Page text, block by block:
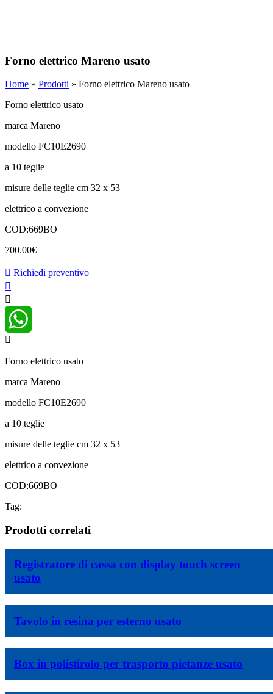
Forno elettrico Mareno usato
Home » Prodotti » Forno elettrico Mareno usato
Forno elettrico usato
marca Mareno
modello FC10E2690
a 10 teglie
misure delle teglie cm 32 x 53
elettrico a convezione
COD:669BO
700.00€
Richiedi preventivo
WhatsApp
Forno elettrico usato
marca Mareno
modello FC10E2690
a 10 teglie
misure delle teglie cm 32 x 53
elettrico a convezione
COD:669BO
Tag:
Prodotti correlati
Registratore di cassa con display touch screen
usato
Tavolo in resina per esterno usato
Box in polistirolo per trasporto pietanze usato